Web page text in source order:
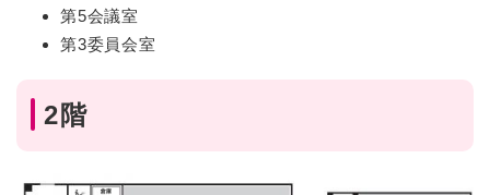
第5会議室
第3委員会室
2階